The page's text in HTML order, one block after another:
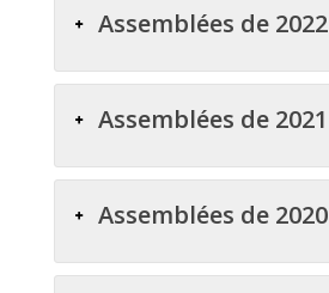
Assemblées de 2022
Assemblées de 2021
Assemblées de 2020